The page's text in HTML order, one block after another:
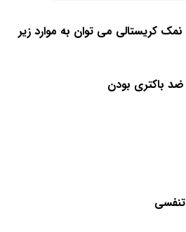
کریستالی می توان به موارد زیر
باکتری بودن